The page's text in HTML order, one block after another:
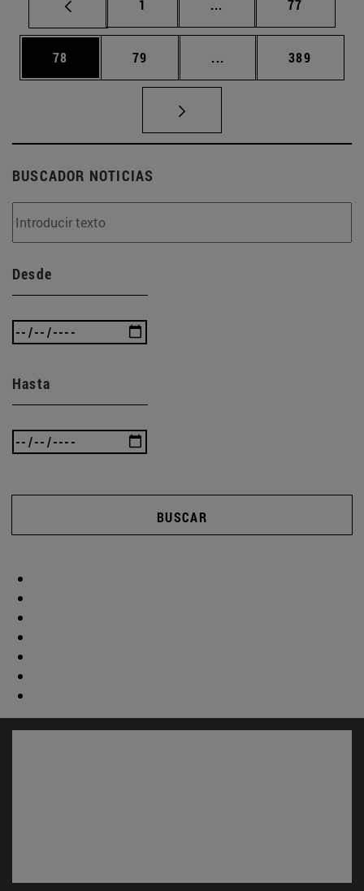
Página
1 ... Páginas intermedias
Página
77
Página
78 Página
79 ... Páginas intermedias
Página
389
BUSCADOR NOTICIAS
Desde
Hasta
BUSCAR